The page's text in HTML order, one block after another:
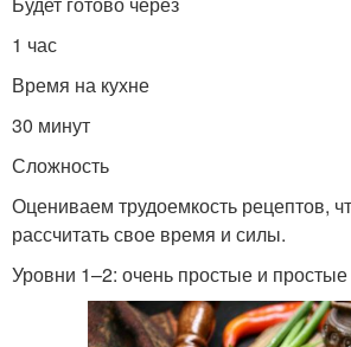
1 час
Время на кухне
30 минут
Сложность
Оцениваем трудоемкость рецептов,
рассчитать свое время и силы.
Уровни 1–2: очень простые и